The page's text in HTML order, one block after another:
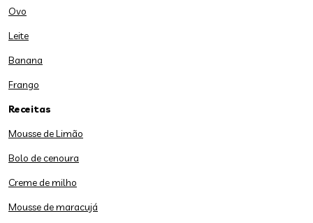
Ovo
Leite
Banana
Frango
Receitas
Mousse de Limão
Bolo de cenoura
Creme de milho
Mousse de maracujá